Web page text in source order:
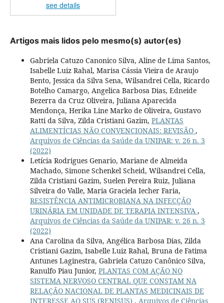
see details
Artigos mais lidos pelo mesmo(s) autor(es)
Gabriela Catuzo Canonico Silva, Aline de Lima Santos,
Isabelle Luiz Rahal, Marisa Cássia Vieira de Araujo
Bento, Jessica da Silva Sena, Wilsandrei Cella, Ricardo
Botelho Camargo, Angelica Barbosa Dias, Edneide
Bezerra da Cruz Oliveira, Juliana Aparecida
Mendonça, Herika Line Marko de Oliveira, Gustavo
Ratti da Silva, Zilda Cristiani Gazim, PLANTAS
ALIMENTÍCIAS NÃO CONVENCIONAIS: REVISÃO ,
Arquivos de Ciências da Saúde da UNIPAR: v. 26 n. 3
(2022)
Letícia Rodrigues Genario, Mariane de Almeida
Machado, Simone Schenkel Scheid, Wilsandrei Cella,
Zilda Cristiani Gazim, Suelen Pereira Ruiz, Juliana
Silveira do Valle, Maria Graciela Iecher Faria,
RESISTÊNCIA ANTIMICROBIANA NA INFECÇÃO
URINÁRIA EM UNIDADE DE TERAPIA INTENSIVA ,
Arquivos de Ciências da Saúde da UNIPAR: v. 26 n. 3
(2022)
Ana Carolina da Silva, Angélica Barbosa Dias, Zilda
Cristiani Gazim, Isabelle Luiz Rahal, Bruna de Fatima
Antunes Laginestra, Gabriela Catuzo Canônico Silva,
Ranulfo Piau Junior, PLANTAS COM AÇÃO NO
SISTEMA NERVOSO CENTRAL QUE CONSTAM NA
RELAÇÃO NACIONAL DE PLANTAS MEDICINAIS DE
INTERESSE AO SUS (RENISUS) , Arquivos de Ciências